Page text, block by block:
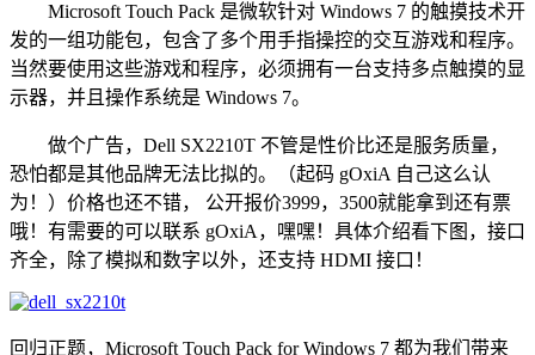
Microsoft Touch Pack 是微软针对 Windows 7 的触摸技术开
发的一组功能包，包含了多个用手指操控的交互游戏和程序。
当然要使用这些游戏和程序，必须拥有一台支持多点触摸的显
示器，并且操作系统是 Windows 7。
做个广告，Dell SX2210T 不管是性价比还是服务质量，
恐怕都是其他品牌无法比拟的。（起码 gOxiA 自己这么认
为！）价格也还不错， 公开报价3999，3500就能拿到还有票
哦！有需要的可以联系 gOxiA，嘿嘿！具体介绍看下图，接口
齐全，除了模拟和数字以外，还支持 HDMI 接口！
回归正题，Microsoft Touch Pack for Windows 7 都为我们带来